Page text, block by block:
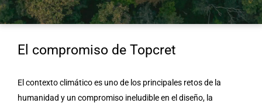
El compromiso de Topcret
El contexto climático es uno de los principales retos de la
humanidad y un compromiso ineludible en el diseño, la